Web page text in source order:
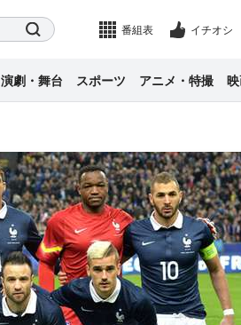
検索 番組表 イチオシ
演劇・舞台 スポーツ アニメ・特撮